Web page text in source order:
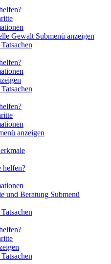
Gewalt Submenü anzeigen
anzeigen
helfen?
und Beratung Submenü